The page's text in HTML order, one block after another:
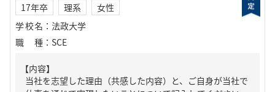
17年卒 理系
女性
学校名 ： 法政大学
職種 ： SCE
【内容】
当社を志望した理由（共感した内容）と、ご自身が当社で